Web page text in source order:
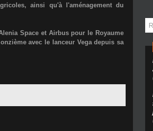
ainsi qu'à l'aménagement du
Space et Airbuspour le Royaume
avec le lanceur Vega depuis sa